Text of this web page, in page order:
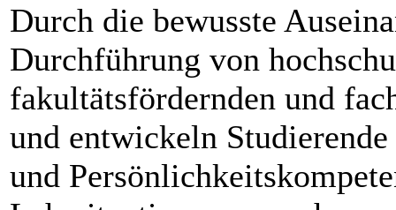
Durch die bewusste
Durchführung von
fakultätsfördernden und
und entwickeln
und